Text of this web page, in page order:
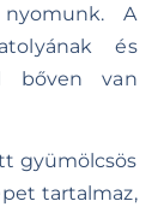
A
és
bőven van
gyümölcsös
tartalmaz,